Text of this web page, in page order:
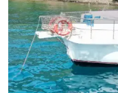
Göcek, Muğla
10 Kişilik Seyir
Kaptanlı